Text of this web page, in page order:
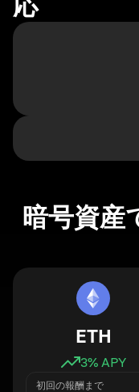
暗号資産
ETH
3% APY
初回の報酬まで